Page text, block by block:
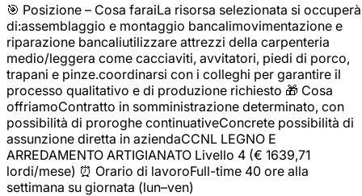
🎯 Posizione – Cosa faraiLa risorsa selezionata si occuperà
di:assemblaggio e montaggio bancalimovimentazione e
riparazione bancaliutilizzare attrezzi della carpenteria
medio/leggera come cacciaviti, avvitatori, piedi di porco,
trapani e pinze.coordinarsi con i colleghi per garantire il
processo qualitativo e di produzione richiesto 🎁 Cosa
offriamoContratto in somministrazione determinato, con
possibilità di proroghe continuativeConcrete possibilità di
assunzione diretta in aziendaCCNL LEGNO E
ARREDAMENTO ARTIGIANATO Livello 4 (€ 1639,71
lordi/mese) ⏰ Orario di lavoroFull-time 40 ore alla
settimana su giornata (lun–ven)